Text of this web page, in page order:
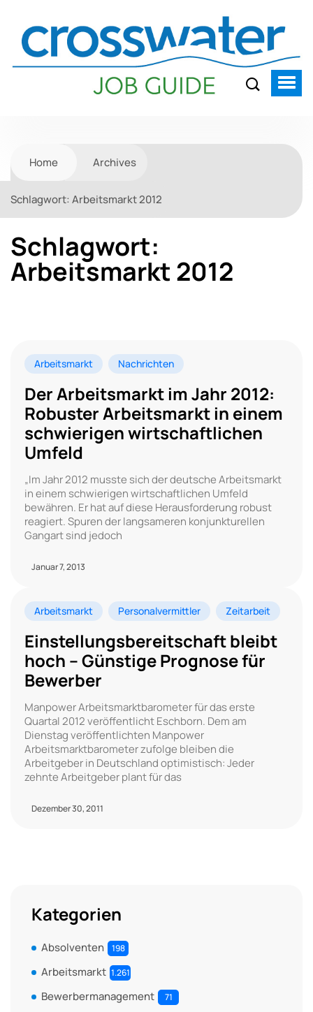
Home Archives
Schlagwort: Arbeitsmarkt 2012
Schlagwort:
Arbeitsmarkt 2012
Arbeitsmarkt Nachrichten
Der Arbeitsmarkt im Jahr 2012:
Robuster Arbeitsmarkt in einem
schwierigen wirtschaftlichen
Umfeld
„Im Jahr 2012 musste sich der deutsche Arbeitsmarkt
in einem schwierigen wirtschaftlichen Umfeld
bewähren. Er hat auf diese Herausforderung robust
reagiert. Spuren der langsameren konjunkturellen
Gangart sind jedoch
Januar 7, 2013
Arbeitsmarkt Personalvermittler Zeitarbeit
Einstellungsbereitschaft bleibt
hoch – Günstige Prognose für
Bewerber
Manpower Arbeitsmarktbarometer für das erste
Quartal 2012 veröffentlicht Eschborn. Dem am
Dienstag veröffentlichten Manpower
Arbeitsmarktbarometer zufolge bleiben die
Arbeitgeber in Deutschland optimistisch: Jeder
zehnte Arbeitgeber plant für das
Dezember 30, 2011
Kategorien
Absolventen 198
Arbeitsmarkt 1.261
Bewerbermanagement 71